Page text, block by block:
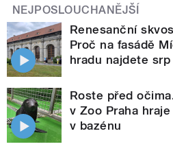
NEJPOSLOUCHANĚJŠÍ
Renesanční
Proč na fasádě
hradu najdete
Roste před
v Zoo Praha
v bazénu